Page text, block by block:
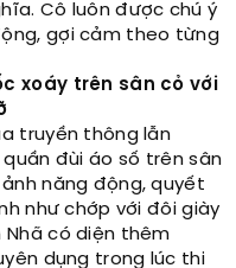
Cô luôn được chú ý
gợi cảm theo từng
xoáy trên sân cỏ với
truyền thông lẫn
đùi áo số trên sân
năng động, quyết
như chớp với đôi giày
Nhã có diện thêm
dụng trong lúc thi